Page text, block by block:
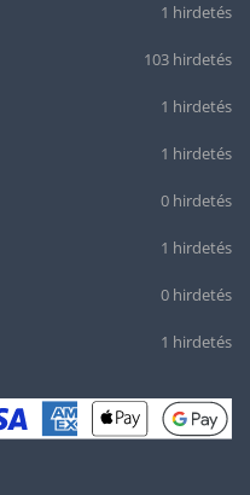
1 hirdetés
103 hirdetés
1 hirdetés
1 hirdetés
0 hirdetés
1 hirdetés
0 hirdetés
1 hirdetés